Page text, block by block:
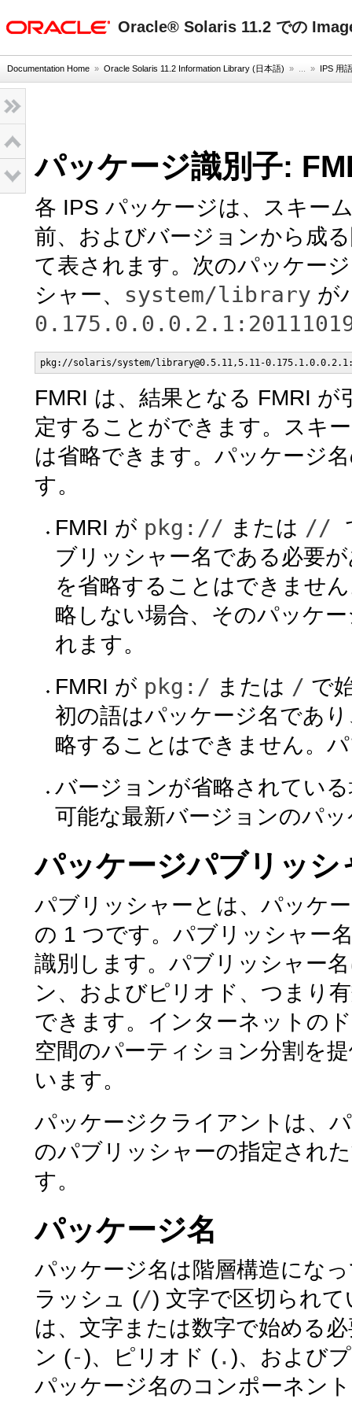
Oracle® Solaris 11.2 での
Documentation Home » Oracle Solaris 11.2 Information Library (日本語) » ... » IPS 用
パッケージ識別子:
各 IPS パッケージは、スキー
前、およびバージョンから成
て表されます。次のパッケー
シャー、 system/library が
pkg://solaris/system/library@0.5.11,5.11-
FMRI は、結果となる FMRI
定することができます。スキ
は省略できます。パッケージ
す。
FMRI が pkg:// または //
ブリッシャー名である必要
を省略することはできませ
略しない場合、そのパッケ
れます。
FMRI が pkg:/ または / で
初の語はパッケージ名であ
略することはできません。
バージョンが省略されてい
可能な最新バージョンのパ
パッケージパブリッシ
パブリッシャーとは、パッケ
の 1 つです。パブリッシャー
識別します。パブリッシャー
ン、およびピリオド、つまり
できます。インターネットの
空間のパーティション分割を
います。
パッケージクライアントは、
のパブリッシャーの指定され
す。
パッケージ名
パッケージ名は階層構造にな
ラッシュ (/) 文字で区切られ
は、文字または数字で始める
ン (-)、ピリオド (.)、および
パッケージ名のコンポーネン